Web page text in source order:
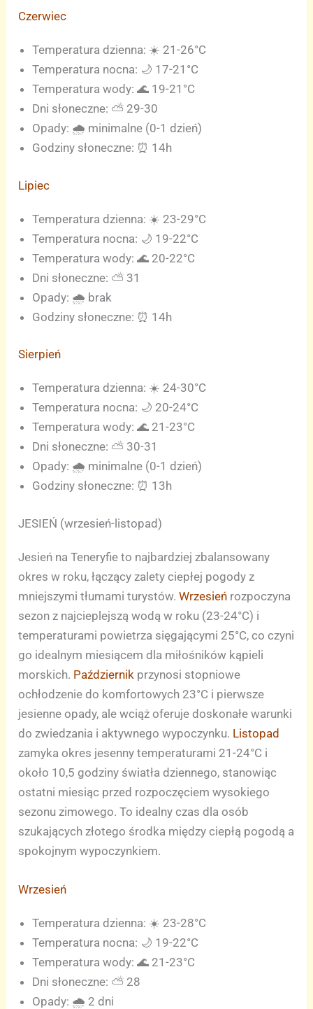
Czerwiec
Temperatura dzienna: ☀️ 21-26°C
Temperatura nocna: 🌙 17-21°C
Temperatura wody: 🌊 19-21°C
Dni słoneczne: ⛅ 29-30
Opady: 🌧️ minimalne (0-1 dzień)
Godziny słoneczne: ⏰ 14h
Lipiec
Temperatura dzienna: ☀️ 23-29°C
Temperatura nocna: 🌙 19-22°C
Temperatura wody: 🌊 20-22°C
Dni słoneczne: ⛅ 31
Opady: 🌧️ brak
Godziny słoneczne: ⏰ 14h
Sierpień
Temperatura dzienna: ☀️ 24-30°C
Temperatura nocna: 🌙 20-24°C
Temperatura wody: 🌊 21-23°C
Dni słoneczne: ⛅ 30-31
Opady: 🌧️ minimalne (0-1 dzień)
Godziny słoneczne: ⏰ 13h
JESIEŃ (wrzesień-listopad)
Jesień na Teneryfie to najbardziej zbalansowany
okres w roku, łączący zalety ciepłej pogody z
mniejszymi tłumami turystów.Wrzesień rozpoczyna
sezon z najcieplejszą wodą w roku (23-24°C) i
temperaturami powietrza sięgającymi 25°C, co czyni
go idealnym miesiącem dla miłośników kąpieli
morskich. Październik przynosi stopniowe
ochłodzenie do komfortowych 23°C i pierwsze
jesienne opady, ale wciąż oferuje doskonałe warunki
do zwiedzania i aktywnego wypoczynku. Listopad
zamyka okres jesenny temperaturami 21-24°C i
około 10,5 godziny światła dziennego, stanowiąc
ostatni miesiąc przed rozpoczęciem wysokiego
sezonu zimowego. To idealny czas dla osób
szukających złotego środka między ciepłą pogodą a
spokojnym wypoczynkiem.
Wrzesień
Temperatura dzienna: ☀️ 23-28°C
Temperatura nocna: 🌙 19-22°C
Temperatura wody: 🌊 21-23°C
Dni słoneczne: ⛅ 28
Opady: 🌧️ 2 dni